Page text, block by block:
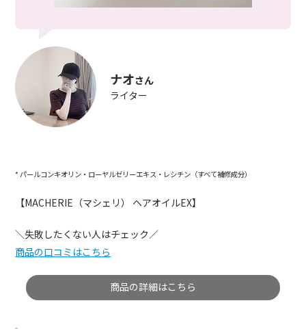
ナオさん
ライター
* パールコンキオリン・ローヤルゼリーエキス・レシチン（すべて補修成分）
【MACHERIE（マシェリ） ヘアオイルEX】
＼失敗したくない人はチェック／
商品の口コミはこちら
商品の詳細はこちら